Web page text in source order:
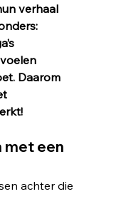
verhaal
Daarom
met een
achter die